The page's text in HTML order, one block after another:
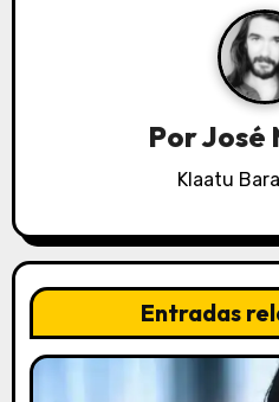
d
e
e
n
PorJosé
Klaatu
Entradas